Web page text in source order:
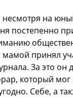
несмотря на
постепенно
мамой принял
За это он
который мог
Себе, а